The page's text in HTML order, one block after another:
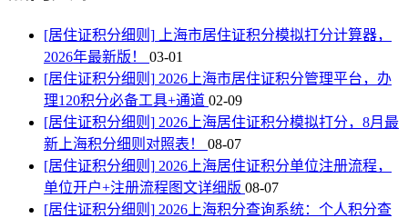
[居住证积分细则] 上海市居住证积分模拟打分计算器，
2026年最新版！ 03-01
[居住证积分细则] 2026上海市居住证积分管理平台，办
理120积分必备工具+通道 02-09
[居住证积分细则] 2026上海居住证积分模拟打分，8月最
新上海积分细则对照表！ 08-07
[居住证积分细则] 2026上海居住证积分单位注册流程，
单位开户+注册流程图文详细版 08-07
[居住证积分细则] 2026上海积分查询系统：个人积分查